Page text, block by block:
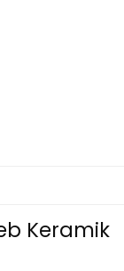
Keramik